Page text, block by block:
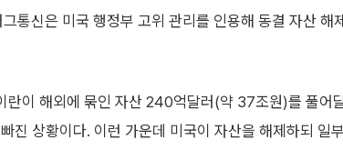
통신은 미국 행정부 고위 관리를 인용해 동결 자산 해
란이 해외에 묶인 자산 240억달러(약 37조원)를 풀어
진 상황이다. 이런 가운데 미국이 자산을 해제하되 일